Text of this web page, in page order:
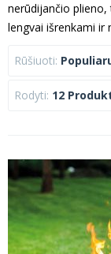
nerūdijančio
lengvai išrenkami ir
Rūšiuoti:
Rodyti: 12